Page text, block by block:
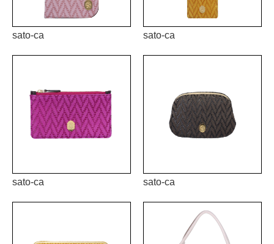
sato-ca sato-ca
sato-ca sato-ca